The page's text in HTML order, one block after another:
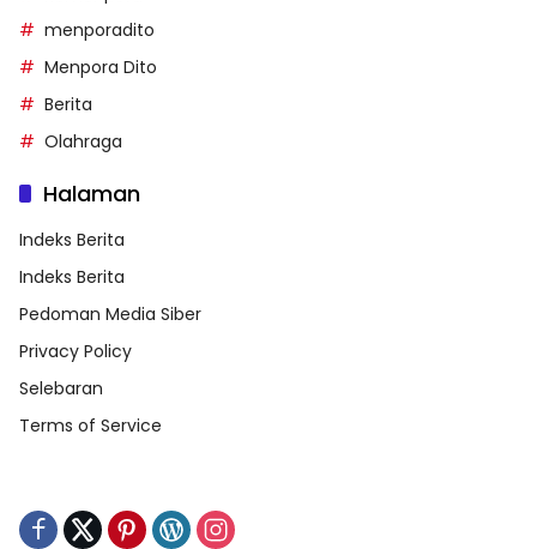
menporadito
Menpora Dito
Berita
Olahraga
Halaman
Indeks Berita
Indeks Berita
Pedoman Media Siber
Privacy Policy
Selebaran
Terms of Service